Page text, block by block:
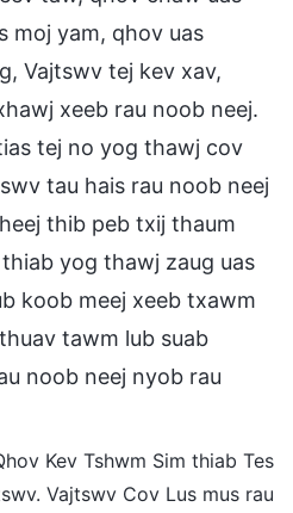
moj yam, qhov uas
Vajtswv tej kev xav,
xeeb rau noob neej.
tej no yog thawj cov
tau hais rau noob neej
thib peb txij thaum
yog thawj zaug uas
koob meej xeeb txawm
tawm lub suab
noob neej nyob rau
Kev Tshwm Sim thiab Tes
Vajtswv Cov Lus mus rau